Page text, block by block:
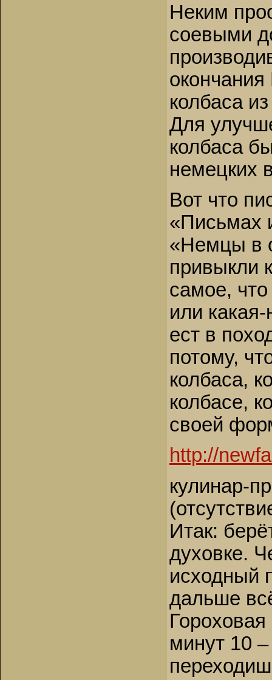
Неким
соевыми
колбаса
Для
колбаса
немецких
Вот что
«Письмах
«Немцы в
привыкли
самое,
или
ест в
потому,
колбаса,
колбасе,
своей
http://
кулинар-
Итак:
духовке.
исходный
дальше
минут 10